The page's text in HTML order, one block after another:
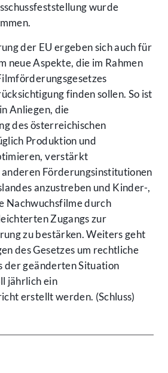
wurde
der EU ergeben sich auch für
neue Aspekte, die im Rahmen
finden sollen. So ist
Anliegen, die
des österreichischen
Produktion und
verstärkt
Förderungsinstitutionen
anzustreben und Kinder-,
Nachwuchsfilme durch
Zugangs zur
zu bestärken. Weiters geht
des Gesetzes um rechtliche
der geänderten Situation
jährlich ein
erstellt werden. (Schluss)